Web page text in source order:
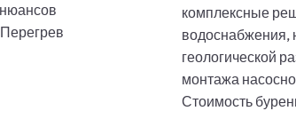
комплексные
водоснабжения,
геологической
монтажа
Стоимость